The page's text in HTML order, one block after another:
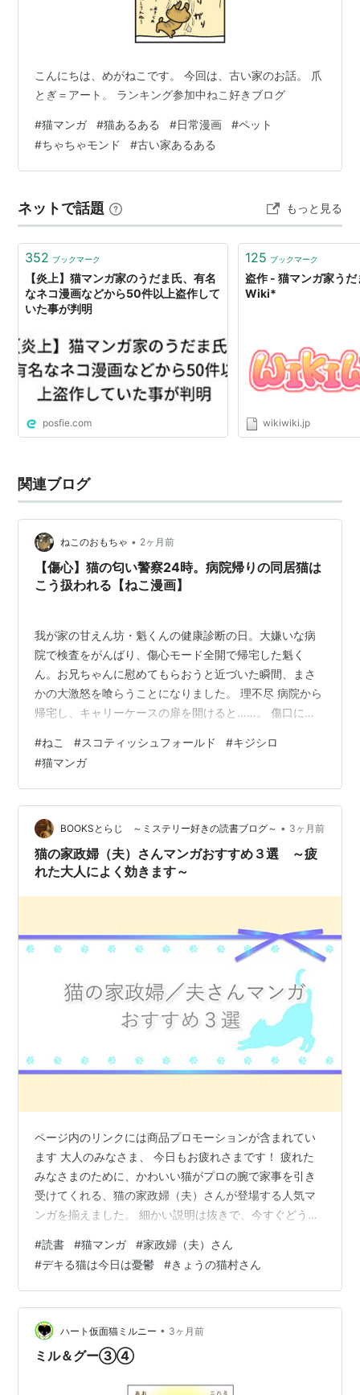
こんにちは、めがねこです。 今回は、古い家のお話。 爪
とぎ＝アート。 ランキング参加中ねこ好きブログ
#猫マンガ #猫あるある #日常漫画 #ペット
#ちゃちゃモンド #古い家あるある
ネットで話題 もっと見る
352 ブックマーク
【炎上】猫マンガ家のうだま氏、有名
なネコ漫画などから50件以上盗作して
いた事が判明
posfie.com
125 ブックマーク
盗作 - 猫マンガ家う
Wiki*
wikiwiki.jp
関連ブログ
ねこのおもちゃ • 2ヶ月前
【傷心】猫の匂い警察24時。病院帰りの同居猫は
こう扱われる【ねこ漫画】
我が家の甘えん坊・魁くんの健康診断の日。大嫌いな病
院で検査をがんばり、傷心モード全開で帰宅した魁く
ん。お兄ちゃんに慰めてもらおうと近づいた瞬間、まさ
かの大激怒を喰らうことになりました。 理不尽 病院から
帰宅し、キャリーケースの扉を開けると……。 傷口に塩
ック。 実はこれ、キレ散らかしているゆきちも一緒に病
院に行って予防接種を受けているのです。 お前も病院臭
いんだが…こんな理不尽大王いるでしょうか。。笑 今日
もお時間いただきありがとうございましたฅ(ΦωΦ)ฅ この
記事の検印：魁 リッチェル キャンピングキャリーファイ
ンダブルドアS ブルー リッ…
#ねこ #スコティッシュフォールド #キジシロ
#猫マンガ
BOOKSとらじ ～ミステリー好きの読書ブログ～ • 3ヶ月前
猫の家政婦（夫）さんマンガおすすめ３選 ～疲
れた大人によく効きます～
ページ内のリンクには商品プロモーションが含まれてい
ます 大人のみなさま、 今日もお疲れさまです！ 疲れた
みなさまのために、かわいい猫がプロの腕で家事を引き
受けてくれる、猫の家政婦（夫）さんが登場する人気マ
ンガを揃えました。 細かい説明は抜きで、今すぐどう
婦よんだら猫がきた」沼原望：家事代行サービスに電話
したら、かわいい猫たちが 第２位 「デキる猫は今日も憂
鬱」山田ヒツジ：諭吉、うちに来て！ 第１位 「きょうの
猫村さん」ほしよりこ：猫村さ～ん、よろしければわが
家にもお越しになって♪ 第３位 「家政婦よんだら猫がき
た」沼原望：家事代行サービス…
#読書 #猫マンガ #家政婦（夫）さん
#デキる猫は今日は憂鬱 #きょうの猫村さん
ハート仮面猫ミルニー • 3ヶ月前
ミル＆グー③④